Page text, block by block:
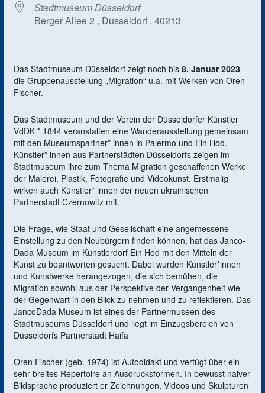
Stadtmuseum Düsseldorf
Berger Allee 2 , Düsseldorf , 40213
Das Stadtmuseum Düsseldorf zeigt noch bis8. Januar 2023
die Gruppenausstellung „Migration“ u.a. mit Werken von Oren
Fischer.
Das Stadtmuseum und der Verein der Düsseldorfer Künstler
VdDK * 1844 veranstalten eine Wanderausstellung gemeinsam
mit den Museumspartner* innen in Palermo und Ein Hod.
Künstler* innen aus Partnerstädten Düsseldorfs zeigen im
Stadtmuseum ihre zum Thema Migration geschaffenen Werke
der Malerei, Plastik, Fotografie und Videokunst. Erstmalig
wirken auch Künstler* innen der neuen ukrainischen
Partnerstadt Czernowitz mit.
Die Frage, wie Staat und Gesellschaft eine angemessene
Einstellung zu den Neubürgern finden können, hat das Janco-
Dada Museum im Künstlerdorf Ein Hod mit den Mitteln der
Kunst zu beantworten gesucht. Dabei wurden Künstler*innen
und Kunstwerke herangezogen, die sich bemühen, die
Migration sowohl aus der Perspektive der Vergangenheit wie
der Gegenwart in den Blick zu nehmen und zu reflektieren. Das
JancoDada Museum ist eines der Partnermuseen des
Stadtmuseums Düsseldorf und liegt im Einzugsbereich von
Düsseldorfs Partnerstadt Haifa
Oren Fischer (geb. 1974) ist Autodidakt und verfügt über ein
sehr breites Repertoire an Ausdrucksformen. In bewusst naiver
Bildsprache produziert er Zeichnungen, Videos und Skulpturen